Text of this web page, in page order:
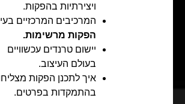
ויצירתיות בהפקות.
המרכיבים המרכזיים
הפקות מרשימות.
יישום טרנדים עכשוויים
בעולם העיצוב.
איך לתכנן הפקות
בהתמקדות בפרטים.